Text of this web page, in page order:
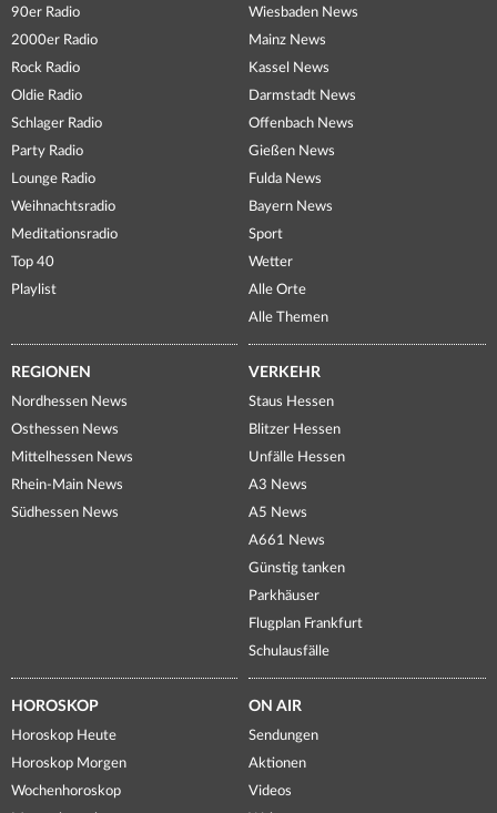
90er Radio
2000er Radio
Rock Radio
Oldie Radio
Schlager Radio
Party Radio
Lounge Radio
Weihnachtsradio
Meditationsradio
Top 40
Playlist
Wiesbaden News
Mainz News
Kassel News
Darmstadt News
Offenbach News
Gießen News
Fulda News
Bayern News
Sport
Wetter
Alle Orte
Alle Themen
REGIONEN
Nordhessen News
Osthessen News
Mittelhessen News
Rhein-Main News
Südhessen News
VERKEHR
Staus Hessen
Blitzer Hessen
Unfälle Hessen
A3 News
A5 News
A661 News
Günstig tanken
Parkhäuser
Flugplan Frankfurt
Schulausfälle
HOROSKOP
Horoskop Heute
Horoskop Morgen
Wochenhoroskop
ON AIR
Sendungen
Aktionen
Videos